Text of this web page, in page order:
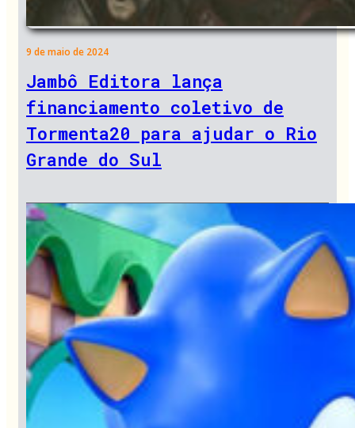
9 de maio de 2024
Jambô Editora lança
financiamento coletivo de
Tormenta20 para ajudar o Rio
Grande do Sul